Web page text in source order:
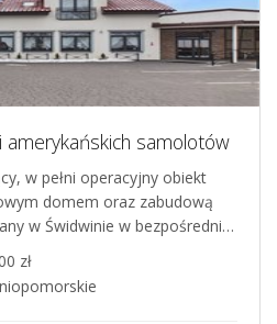
amerykańskich samolotów
w pełni operacyjny obiekt
domem oraz zabudową
w Świdwinie w bezpośredni…
zł